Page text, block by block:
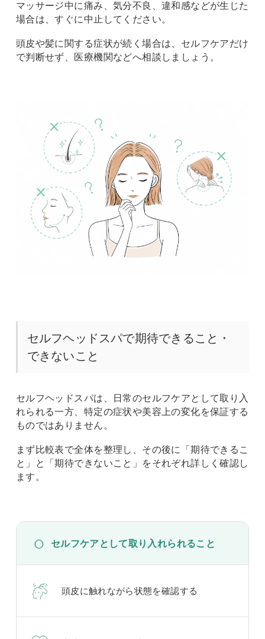
マッサージ中に痛み、気分不良、違和感などが生じた
場合は、すぐに中止してください。
頭皮や髪に関する症状が続く場合は、セルフケアだけ
で判断せず、医療機関などへ相談しましょう。
セルフヘッドスパで期待できること・
できないこと
セルフヘッドスパは、日常のセルフケアとして取り入
れられる一方、特定の症状や美容上の変化を保証する
ものではありません。
まず比較表で全体を整理し、その後に「期待できるこ
と」と「期待できないこと」をそれぞれ詳しく確認し
ます。
○ セルフケアとして取り入れられること
頭皮に触れながら状態を確認する